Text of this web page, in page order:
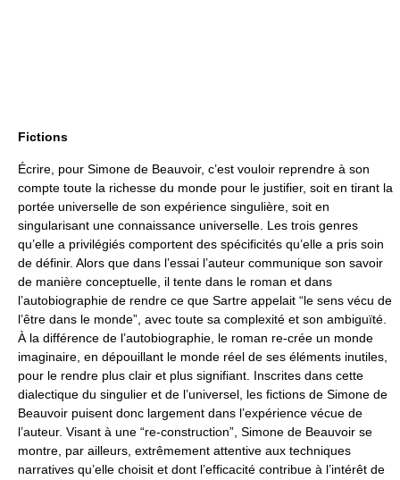
Fictions
Écrire, pour Simone de Beauvoir, c’est vouloir reprendre à son
compte toute la richesse du monde pour le justifier, soit en tirant la
portée universelle de son expérience singulière, soit en
singularisant une connaissance universelle. Les trois genres
qu’elle a privilégiés comportent des spécificités qu’elle a pris soin
de définir. Alors que dans l’essai l’auteur communique son savoir
de manière conceptuelle, il tente dans le roman et dans
l’autobiographie de rendre ce que Sartre appelait “le sens vécu de
l’être dans le monde”, avec toute sa complexité et son ambiguïté.
À la différence de l’autobiographie, le roman re-crée un monde
imaginaire, en dépouillant le monde réel de ses éléments inutiles,
pour le rendre plus clair et plus signifiant. Inscrites dans cette
dialectique du singulier et de l’universel, les fictions de Simone de
Beauvoir puisent donc largement dans l’expérience vécue de
l’auteur. Visant à une “re-construction”, Simone de Beauvoir se
montre, par ailleurs, extrêmement attentive aux techniques
narratives qu’elle choisit et dont l’efficacité contribue à l’intérêt de